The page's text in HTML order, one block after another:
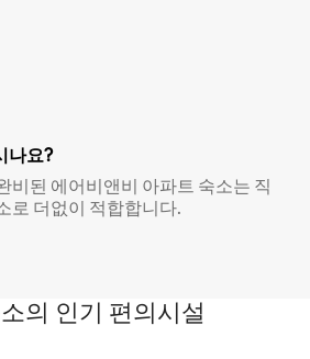
나요?
비된 에어비앤비 아파트 숙소는 직
로 더없이 적합합니다.
의 인기 편의시설